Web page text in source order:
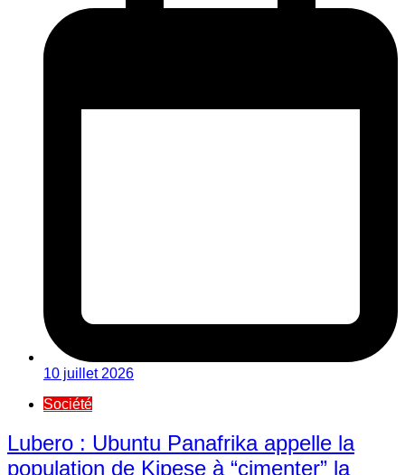
10 juillet 2026
Société
Lubero : Ubuntu Panafrika appelle la
population de Kipese à “cimenter” la